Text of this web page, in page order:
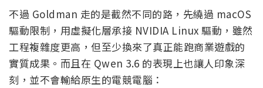
不過 Goldman 走的是截然不同的路，先繞過 macOS
驅動限制，用虛擬化層承接 NVIDIA Linux 驅動，雖然
工程複雜度更高，但至少換來了真正能跑商業遊戲的
實質成果。而且在 Qwen 3.6 的表現上也讓人印象深
刻，並不會輸給原生的電競電腦：